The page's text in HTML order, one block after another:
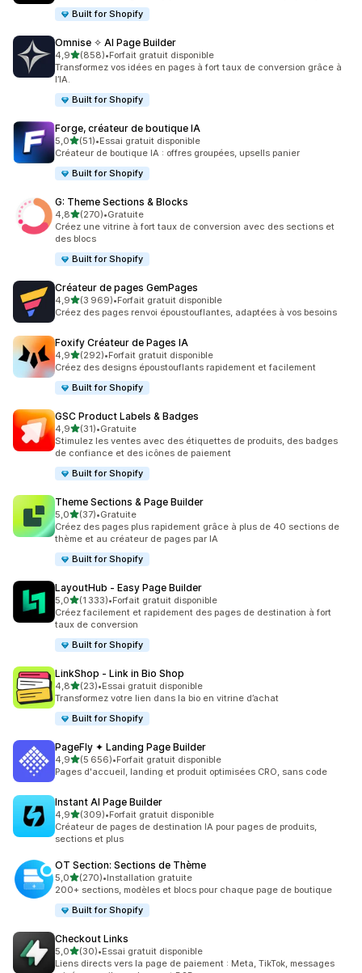
Built for Shopify
Omnise ✧ AI Page Builder
4,9étoile(s) sur 5
(858)
858 avis au total
•Forfait gratuit disponible
Transformez vos idées en pages à fort taux de conversion grâce à
l’IA.
Built for Shopify
Forge, créateur de boutique IA
5,0étoile(s) sur 5
(51)
51 avis au total
•Essai gratuit disponible
Créateur de boutique IA : offres groupées, upsells panier
Built for Shopify
G: Theme Sections & Blocks
4,8étoile(s) sur 5
(270)
270 avis au total
•Gratuite
Créez une vitrine à fort taux de conversion avec des sections et
des blocs
Built for Shopify
Créateur de pages GemPages
4,9étoile(s) sur 5
(3 969)
3969 avis au total
•Forfait gratuit disponible
Créez des pages renvoi époustouflantes, adaptées à vos besoins
Foxify Créateur de Pages IA
4,9étoile(s) sur 5
(292)
292 avis au total
•Forfait gratuit disponible
Créez des designs époustouflants rapidement et facilement
Built for Shopify
GSC Product Labels & Badges
4,9étoile(s) sur 5
(31)
31 avis au total
•Gratuite
Stimulez les ventes avec des étiquettes de produits, des badges
de confiance et des icônes de paiement
Built for Shopify
Theme Sections & Page Builder
5,0étoile(s) sur 5
(37)
37 avis au total
•Gratuite
Créez des pages plus rapidement grâce à plus de 40 sections de
thème et au créateur de pages par IA
Built for Shopify
LayoutHub ‑ Easy Page Builder
5,0étoile(s) sur 5
(1 333)
1333 avis au total
•Forfait gratuit disponible
Créez facilement et rapidement des pages de destination à fort
taux de conversion
Built for Shopify
LinkShop ‑ Link in Bio Shop
4,8étoile(s) sur 5
(23)
23 avis au total
•Essai gratuit disponible
Transformez votre lien dans la bio en vitrine d’achat
Built for Shopify
PageFly ✦ Landing Page Builder
4,9étoile(s) sur 5
(5 656)
5656 avis au total
•Forfait gratuit disponible
Pages d'accueil, landing et produit optimisées CRO, sans code
Instant AI Page Builder
4,9étoile(s) sur 5
(309)
309 avis au total
•Forfait gratuit disponible
Créateur de pages de destination IA pour pages de produits,
sections et plus
OT Section: Sections de Thème
5,0étoile(s) sur 5
(270)
270 avis au total
•Installation gratuite
200+ sections, modèles et blocs pour chaque page de boutique
Built for Shopify
Checkout Links
5,0étoile(s) sur 5
(30)
30 avis au total
•Essai gratuit disponible
Liens directs vers la page de paiement : Meta, TikTok, messages